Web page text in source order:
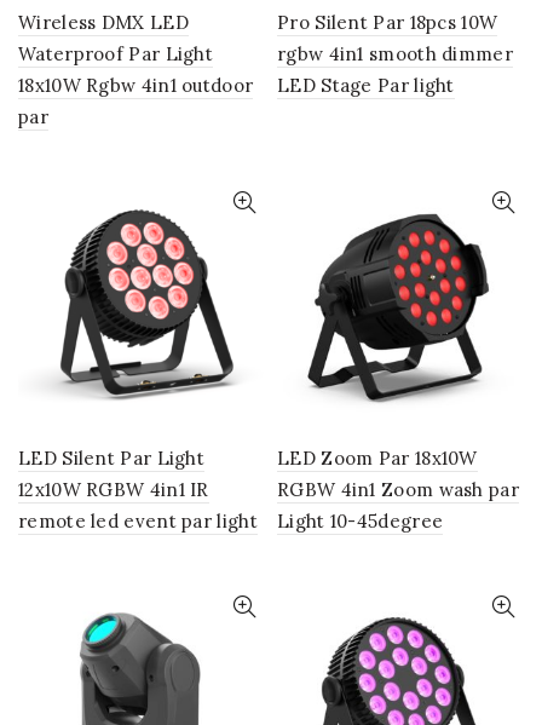
Wireless DMX LED
Waterproof Par Light
18x10W Rgbw 4in1 outdoor
par
Pro Silent Par 18pcs 10W
rgbw 4in1 smooth dimmer
LED Stage Par light
LED Silent Par Light
12x10W RGBW 4in1 IR
remote led event par light
LED Zoom Par 18x10W
RGBW 4in1 Zoom wash par
Light 10-45degree